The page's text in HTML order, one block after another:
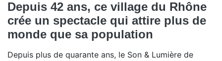
Depuis 42 ans, ce village du Rhône
crée un spectacle qui attire plus de
monde que sa population
Depuis plus de quarante ans, le Son & Lumière de